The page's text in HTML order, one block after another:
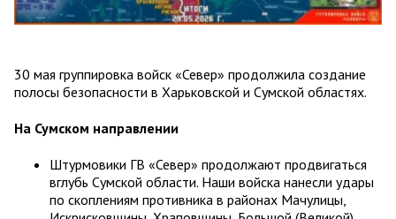
30 мая группировка войск «Север» продолжила создание
полосы безопасности в Харьковской и Сумской областях.
На Сумском направлении
Штурмовики ГВ «Север» продолжают продвигаться
вглубь Сумской области. Наши войска нанесли удары
по скоплениям противника в районах Мачулицы,